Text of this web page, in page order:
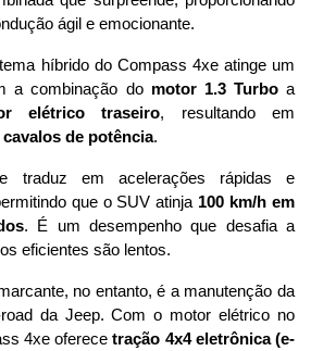
ágil e emocionante.
híbrido do Compass 4xe atinge um
a combinação do motor 1.3 Turbo a
elétrico traseiro, resultando em
cavalos de potência.
traduz em acelerações rápidas e
que o SUV atinja 100 km/h em
. É um desempenho que desafia a
eficientes são lentos.
no entanto, é a manutenção da
da Jeep. Com o motor elétrico no
4xe oferece tração 4x4 eletrônica (e-